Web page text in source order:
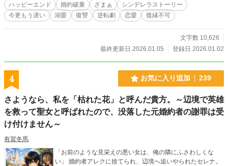
ハッピーエンド 婚約破棄 ざまぁ
シンデレラストーリー
今更もう遅い
溺愛 復讐 逆転劇 恋愛 復縁不可
文字数 10,626
最終更新日 2026.01.05
登録日 2026.01.02
4 お気に入り追加 239
さようなら、私を「枯れた花」と呼んだ貴方。～辺境で英雄
を救って聖女と呼ばれたので、没落した元婚約者の謝罪は受
け付けません～
有賀冬馬
「お前のような見栄えの悪い女は、俺の隣にふさわしくな
い」 婚約者アレクに捨てられ、辺境へ追いやられたセレナ。